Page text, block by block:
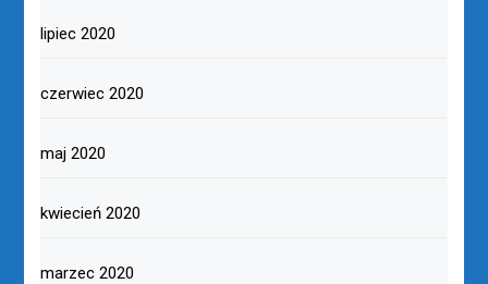
lipiec 2020
czerwiec 2020
maj 2020
kwiecień 2020
marzec 2020